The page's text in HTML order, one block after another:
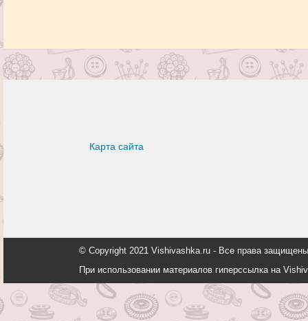
Карта сайта
© Copyright 2021 Vishivashka.ru - Все права
При использовании материалов гиперссылка на